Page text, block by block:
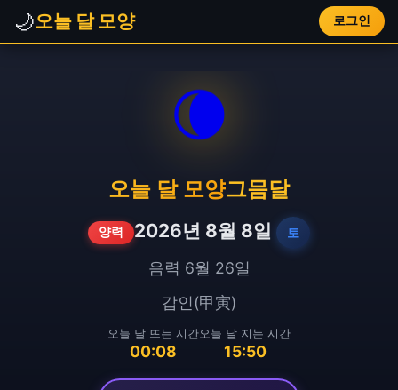
🌙오늘 달 모양 로그인
🌘
오늘 달 모양그믐달
양력 2026년 8월 8일 토
음력 6월 26일
갑인(甲寅)
오늘 달 뜨는 시간
00:08
오늘 달 지는 시간
15:50